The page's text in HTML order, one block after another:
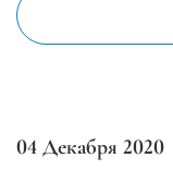
04 Декабря 2020